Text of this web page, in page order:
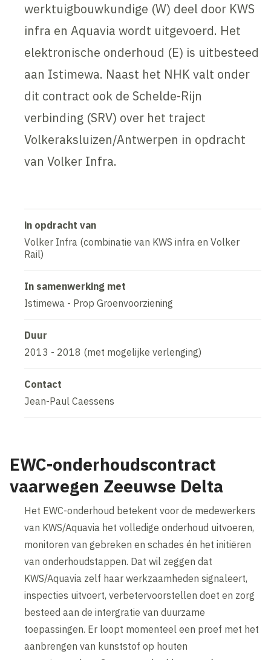
werktuigbouwkundige (W) deel door KWS
infra en Aquavia wordt uitgevoerd. Het
elektronische onderhoud (E) is uitbesteed
aan Istimewa. Naast het NHK valt onder
dit contract ook de Schelde-Rijn
verbinding (SRV) over het traject
Volkeraksluizen/Antwerpen in opdracht
van Volker Infra.
in opdracht van
Volker Infra (combinatie van KWS infra en Volker
Rail)
In samenwerking met
Istimewa - Prop Groenvoorziening
Duur
2013 - 2018 (met mogelijke verlenging)
Contact
Jean-Paul Caessens
EWC-onderhoudscontract
vaarwegen Zeeuwse Delta
Het EWC-onderhoud betekent voor de medewerkers
van KWS/Aquavia het volledige onderhoud uitvoeren,
monitoren van gebreken en schades én het initiëren
van onderhoudstappen. Dat wil zeggen dat
KWS/Aquavia zelf haar werkzaamheden signaleert,
inspecties uitvoert, verbetervoorstellen doet en zorg
besteed aan de intergratie van duurzame
toepassingen. Er loopt momenteel een proef met het
aanbrengen van kunststof op houten